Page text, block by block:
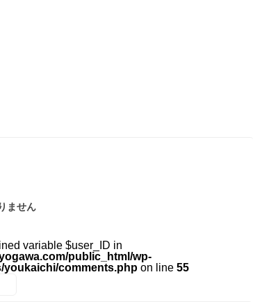
ません
variable $user_ID in
public_html/wp-
youkaichi/comments.php on line 55